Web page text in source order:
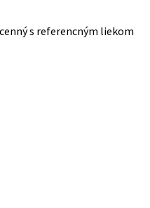
s referencným liekom